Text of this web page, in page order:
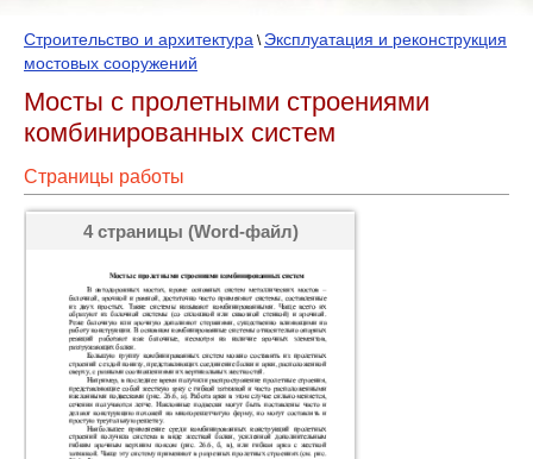
Строительство и архитектура \ Эксплуатация и реконструкция
мостовых сооружений
Мосты с пролетными строениями
комбинированных систем
Страницы работы
4 страницы (Word-файл)